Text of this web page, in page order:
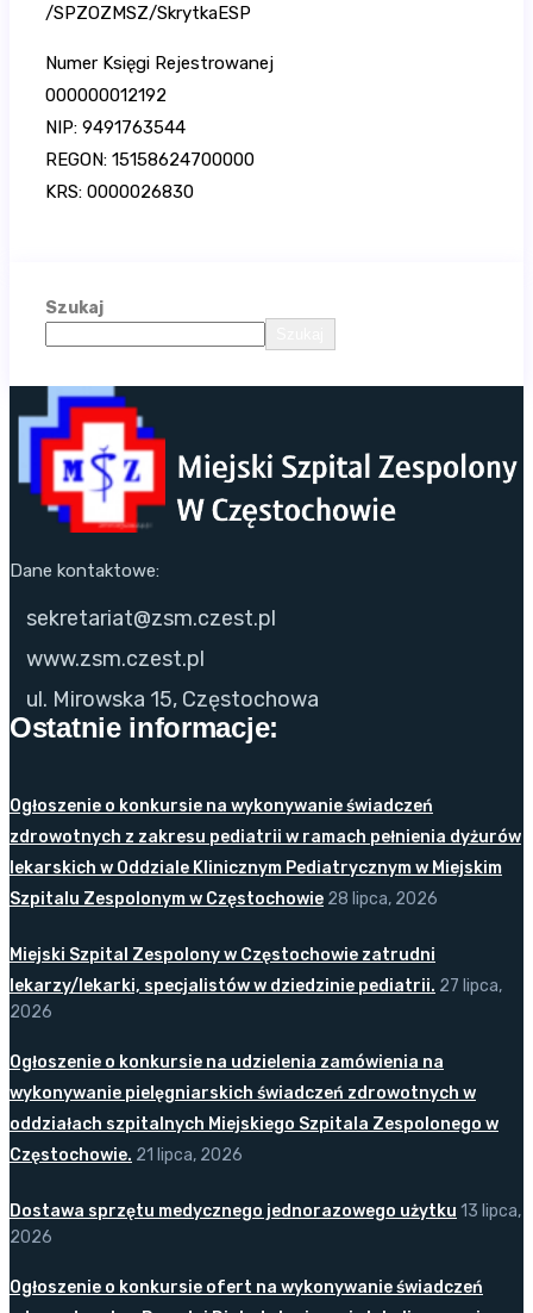
/SPZOZMSZ/SkrytkaESP
Numer Księgi Rejestrowanej
000000012192
NIP: 9491763544
REGON: 15158624700000
KRS: 0000026830
Szukaj
Dane kontaktowe:
sekretariat@zsm.czest.pl
www.zsm.czest.pl
ul. Mirowska 15, Częstochowa
Ostatnie informacje:
Ogłoszenie o konkursie na wykonywanie świadczeń
zdrowotnych z zakresu pediatrii w ramach pełnienia dyżurów
lekarskich w Oddziale Klinicznym Pediatrycznym w Miejskim
Szpitalu Zespolonym w Częstochowie 28 lipca, 2026
Miejski Szpital Zespolony w Częstochowie zatrudni
lekarzy/lekarki, specjalistów w dziedzinie pediatrii. 27 lipca,
2026
Ogłoszenie o konkursie na udzielenia zamówienia na
wykonywanie pielęgniarskich świadczeń zdrowotnych w
oddziałach szpitalnych Miejskiego Szpitala Zespolonego w
Częstochowie. 21 lipca, 2026
Dostawa sprzętu medycznego jednorazowego użytku 13 lipca,
2026
Ogłoszenie o konkursie ofert na wykonywanie świadczeń